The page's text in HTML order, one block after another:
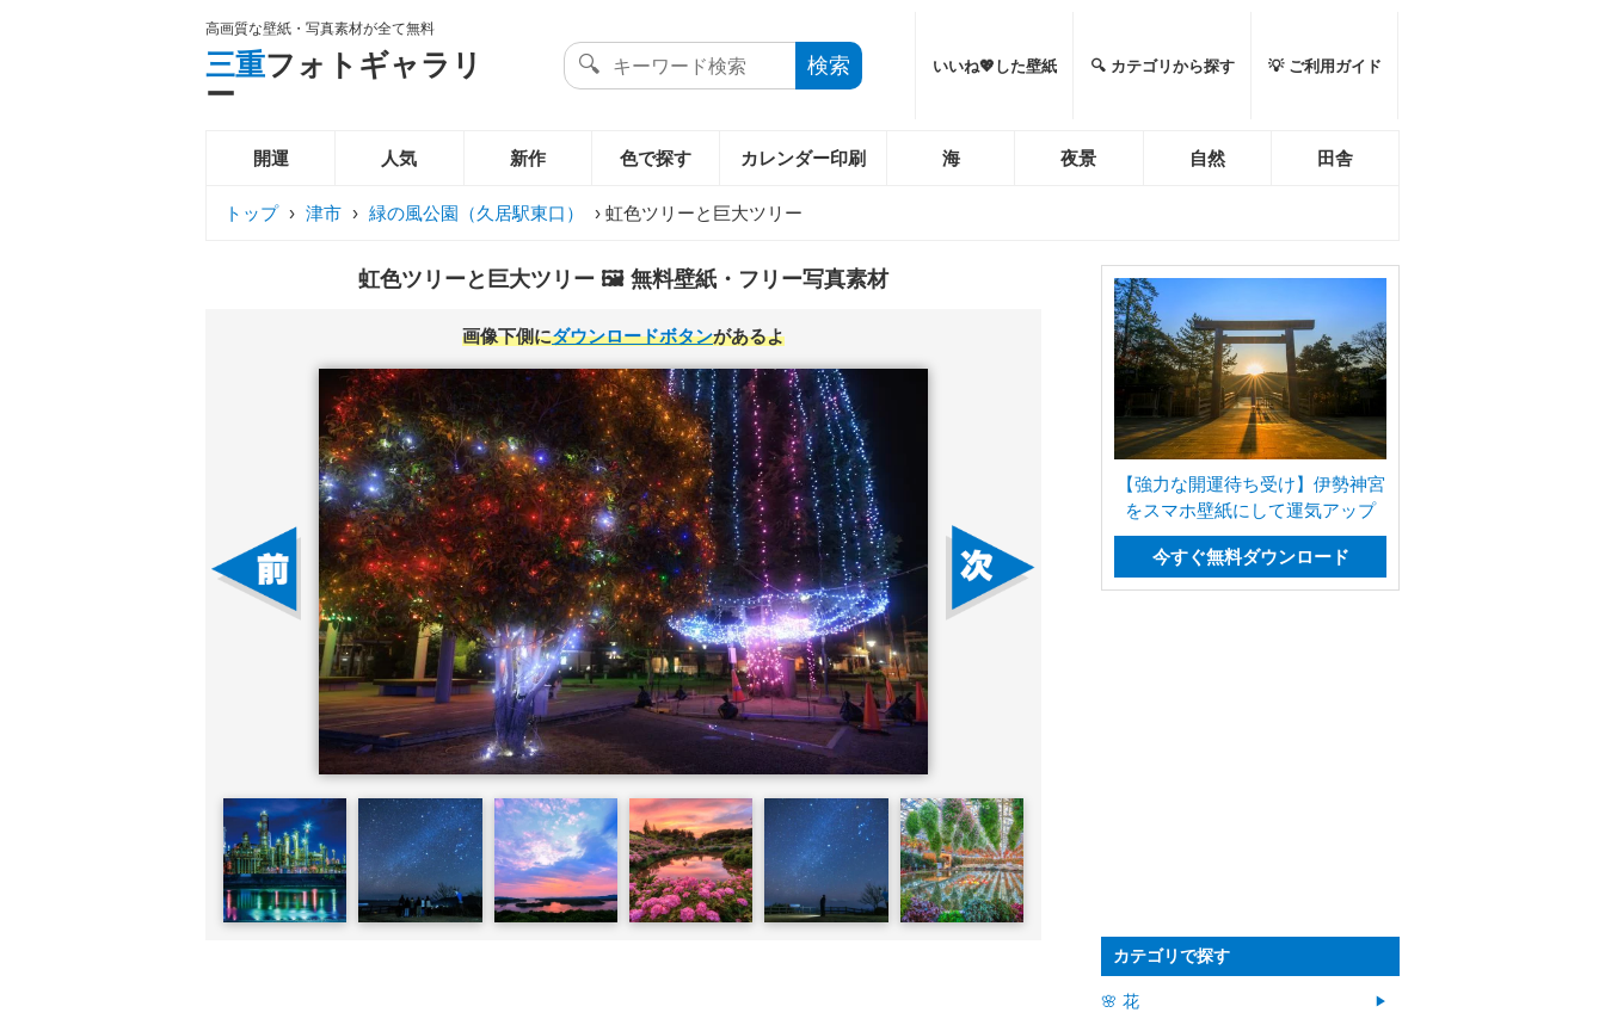
高画質な壁紙・写真素材が全て無料
三重フォトギャラリ
ー
いいね💖した壁紙 🔍 カテゴリから探す 💡 ご利用ガイド
開運 人気 新作 色で探す カレンダー印刷 海 夜景 自然 田舎
トップ › 津市 › 緑の風公園（久居駅東口） › 虹色ツリーと巨大ツリー
虹色ツリーと巨大ツリー 🖼️ 無料壁紙・フリー写真素材
画像下側にダウンロードボタンがあるよ
【強力な開運待ち受け】伊勢神宮
をスマホ壁紙にして運気アップ
今すぐ無料ダウンロード
カテゴリで探す
🌸 花